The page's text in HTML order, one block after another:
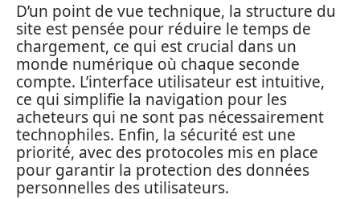
D’un point de vue technique, la structure du
site est pensée pour réduire le temps de
chargement, ce qui est crucial dans un
monde numérique où chaque seconde
compte. L’interface utilisateur est intuitive,
ce qui simplifie la navigation pour les
acheteurs qui ne sont pas nécessairement
technophiles. Enfin, la sécurité est une
priorité, avec des protocoles mis en place
pour garantir la protection des données
personnelles des utilisateurs.